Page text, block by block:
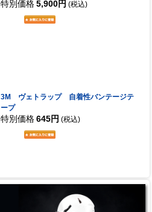
特別価格 5,900円 (税込)
3M ヴェトラップ 自着性バンテージテ
ープ
特別価格 645円 (税込)